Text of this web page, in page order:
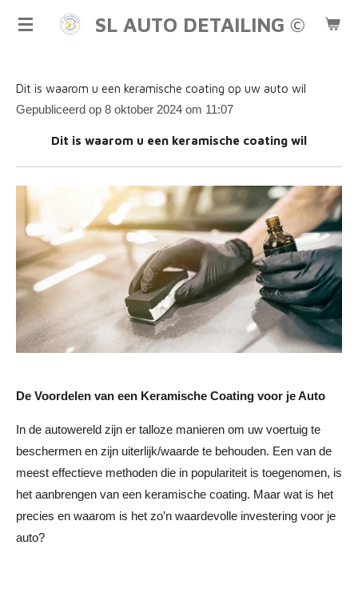
Ga
de
hoofdinhoud
SL AUTO DETAILING ©
Dit is waarom u een keramische coating op uw auto wil
Gepubliceerd op 8 oktober 2024 om 11:07
Dit is waarom u een keramische coating wil
De Voordelen van een Keramische Coating voor je Auto
In de autowereld zijn er talloze manieren om uw voertuig te
beschermen en zijn uiterlijk/waarde te behouden. Een van de
meest effectieve methoden die in populariteit is toegenomen, is
het aanbrengen van een keramische coating. Maar wat is het
precies en waarom is het zo’n waardevolle investering voor je
auto?